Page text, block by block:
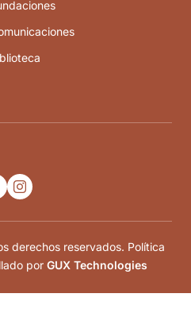
derechos reservados. Política
por GUX Technologies